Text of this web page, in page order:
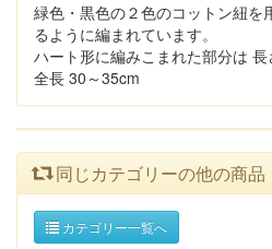
緑色・黒色の２色のコットン紐を
るように編まれています。
ハート形に編みこまれた部分は
全長 30～35cm
同じカテゴリーの他の商品
カテゴリー一覧へ